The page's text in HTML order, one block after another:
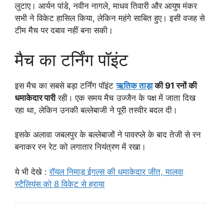
लुटाए। आर्यन पांडे, नवीन नागले, माधव तिवारी और आयुष मंकर
सभी ने विकेट हासिल किया, लेकिन महंगे साबित हुए। इसी वजह से
टीम मैच पर दबाव नहीं बना सकी।
मैच का टर्निंग पॉइंट
इस मैच का सबसे बड़ा टर्निंग पॉइंटऋतिक ताड़ाकी 91 रनों की
धमाकेदार पारीरही। एक समय मैच उज्जैन के पक्ष में जाता दिख
रहा था, लेकिन उनकी बल्लेबाजी ने पूरी तस्वीर बदल दी।
इसके अलावा जबलपुर के बल्लेबाजों ने पावरप्ले के बाद तेजी से रन
बनाकर रन रेट को लगातार नियंत्रण में रखा।
ये भी देखे :रॉयल निमाड़ ईगल्स की धमाकेदार जीत, मालवा
स्टैलियंस को 8 विकेट से हराया